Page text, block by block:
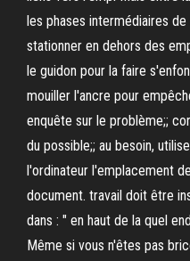
les phases intermédiaires
stationner en dehors des
le guidon pour la faire
mouiller l'ancre pour
enquête sur le problème;;
du possible;; au besoin,
l'ordinateur l'emplacement
document. travail doit être
dans : " en haut de la quel
Même si vous n'êtes pas